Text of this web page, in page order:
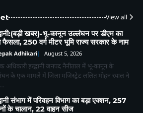
View all
खबर)-भू-कानून उल्लंघन पर डीएम का
फैसला, 250 वर्ग मीटर भूमि राज्य सरकार के नाम
Adhikari August 5, 2026
अधिकारी हल्द्वानी जनपद नैनीताल में भू-कानून के
के एक मामले में जिला मजिस्ट्रेट ललित मोहन रयाल ने
संभाग में परिवहन विभाग का बड़ा एक्शन, 257
के चालान, 22 वाहन सीज